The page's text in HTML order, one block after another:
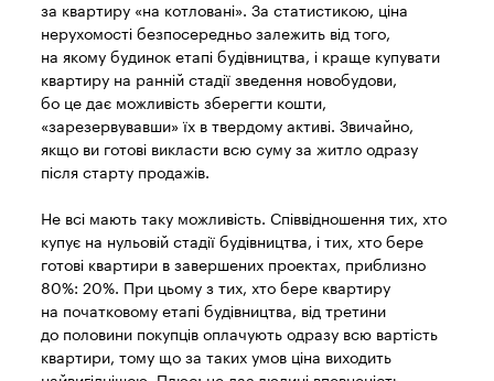
за квартиру «на котловані». За статистикою, ціна
нерухомості безпосередньо залежить від того,
на якому будинок етапі будівництва, і краще купувати
квартиру на ранній стадії зведення новобудови,
бо це дає можливість зберегти кошти,
«зарезервувавши» їх в твердому активі. Звичайно,
якщо ви готові викласти всю суму за житло одразу
після старту продажів.
Не всі мають таку можливість. Співвідношення тих, хто
купує на нульовій стадії будівництва, і тих, хто бере
готові квартири в завершених проектах, приблизно
80%: 20%. При цьому з тих, хто бере квартиру
на початковому етапі будівництва, від третини
до половини покупців оплачують одразу всю вартість
квартири, тому що за таких умов ціна виходить